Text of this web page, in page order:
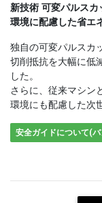
新技術 可変パルスカ
環境に配慮した省エ
独自の可変パルスカ
切削抵抗を大幅に低
した。
さらに、従来マシン
環境にも配慮した次
安全ガイドについて(